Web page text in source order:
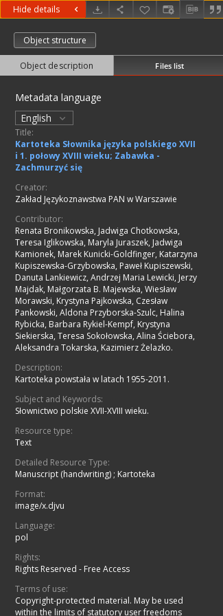
Hide details
Object structure
Object description Files list
Metadata language
English
Title:
Kartoteka Słownika języka polskiego XVII
i 1. połowy XVIII wieku; Zabawka -
Zachmurzyć się
Creator:
Zakład Językoznawstwa PAN w Warszawie
Contributor:
Renata Bronikowska, Jadwiga Chotkowska,
Teresa Iglikowska, Maryla Juraszek, Jadwiga
Kamionek, Marek Kunicki-Goldfinger, Katarzyna
Kupiszewska-Grzybowska, Paweł Kupiszewski,
Danuta Lankiewicz, Andrzej Maria Lewicki, Jerzy
Majdak, Małgorzata B. Majewska, Wiesław
Morawski, Krystyna Pajkowska, Czesław
Pankowski, Aldona Przyborska-Szulc, Halina
Rybicka, Barbara Rykiel-Kempf, Krystyna
Siekierska, Teresa Sokołowska, Alina Ściebora,
Aleksandra Tokarska, Kazimierz Żelazko.
Description:
Kartoteka powstała w latach 1955-2011.
Subject and Keywords:
Słownictwo polskie XVII-XVIII wieku.
Resource type:
Text
Detailed Resource Type:
Manuscript (handwriting) ; Kartoteka
Format:
image/x.djvu
Language:
pol
Rights:
Rights Reserved - Free Access
Terms of use:
Copyright-protected material. May be used
within the limits of statutory user freedoms